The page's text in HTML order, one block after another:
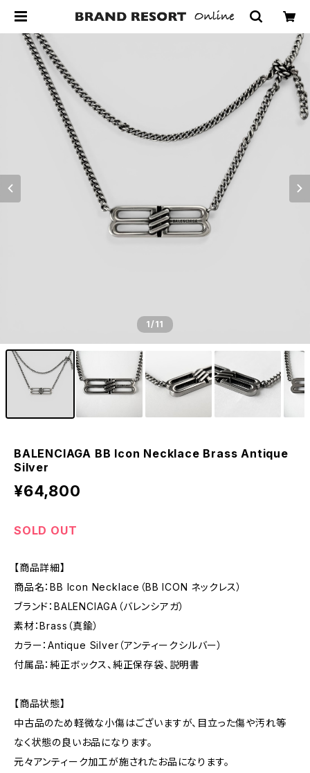
1/11
BALENCIAGA BB Icon Necklace Brass Antique
Silver
¥64,800
SOLD OUT
【商品詳細】
商品名：BB Icon Necklace（BB ICON ネックレス）
ブランド：BALENCIAGA（バレンシアガ）
素材：Brass（真鍮）
カラー：Antique Silver（アンティークシルバー）
付属品：純正ボックス、純正保存袋、説明書
【商品状態】
中古品のため軽微な小傷はございますが、目立った傷や汚れ等
なく状態の良いお品になります。
元々アンティーク加工が施されたお品になります。